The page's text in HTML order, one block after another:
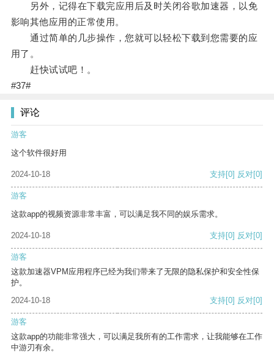
另外，记得在下载完应用后及时关闭谷歌加速器，以免
影响其他应用的正常使用。
通过简单的几步操作，您就可以轻松下载到您需要的应
用了。
赶快试试吧！。
#37#
评论
游客
这个软件很好用
2024-10-18 支持[0] 反对[0]
游客
这款app的视频资源非常丰富，可以满足我不同的娱乐需求。
2024-10-18 支持[0] 反对[0]
游客
这款加速器VPM应用程序已经为我们带来了无限的隐私保护和安全性保
护。
2024-10-18
支持[0] 反对[0]
游客
这款app的功能非常强大，可以满足我所有的工作需求，让我能够在工作
中游刃有余。